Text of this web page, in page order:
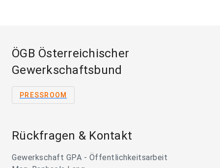
ÖGB Österreichischer
Gewerkschaftsbund
PRESSROOM
Rückfragen & Kontakt
Gewerkschaft GPA - Öffentlichkeitsarbeit